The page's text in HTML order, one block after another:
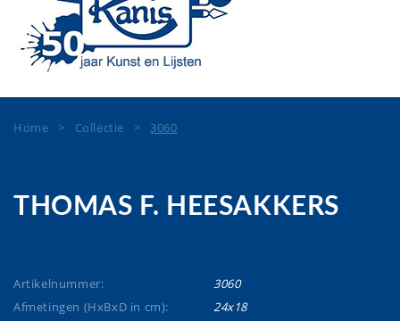
Home > Collectie > 3060
THOMAS F. HEESAKKERS
Artikelnummer:
3060
Afmetingen (HxBxD in cm):
24x18